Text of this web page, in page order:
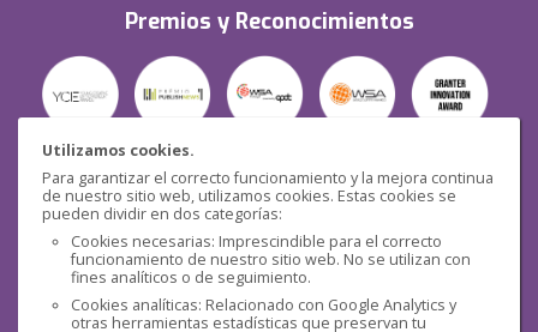
Utilizamos cookies.
Para garantizar el correcto funcionamiento y la mejora continua
de nuestro sitio web, utilizamos cookies. Estas cookies se
pueden dividir en dos categorías:
Cookies necesarias: Imprescindible para el correcto
funcionamiento de nuestro sitio web. No se utilizan con
fines analíticos o de seguimiento.
Cookies analíticas: Relacionado con Google Analytics y
otras herramientas estadísticas que preservan tu
Premios y Reconocimientos
Seguridad